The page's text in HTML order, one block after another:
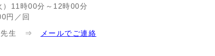
）11時00分～12時00分
／回
先生 ⇒
メールでご連絡